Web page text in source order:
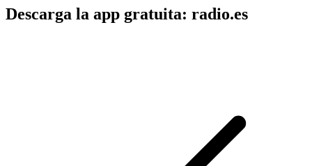
Descarga la app gratuita: radio.es